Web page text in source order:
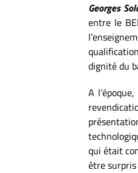
Georges
entre le
dignité du
A
qui était
être